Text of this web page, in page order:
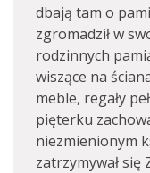
dbają tam o
zgromadził w
rodzinnych
wiszące na
meble, regały
pięterku
niezmienionym
zatrzymywał się